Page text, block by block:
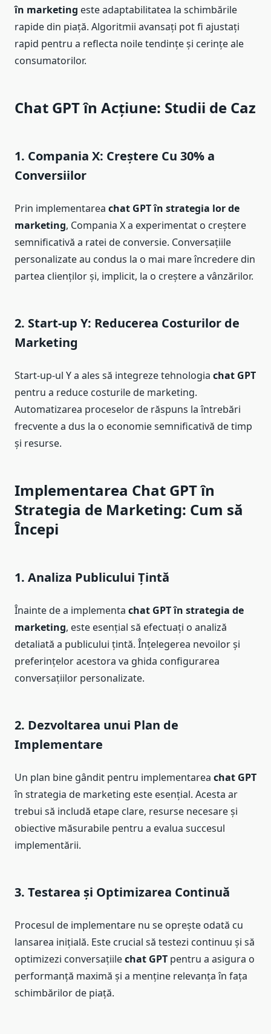
în marketing este adaptabilitatea la schimbările
rapide din piață. Algoritmii avansați pot fi ajustați
rapid pentru a reflecta noile tendințe și cerințe ale
consumatorilor.
Chat GPT în Acțiune: Studii de Caz
1. Compania X: Creștere Cu 30% a
Conversiilor
Prin implementarea chat GPT în strategia lor de
marketing, Compania X a experimentat o creștere
semnificativă a ratei de conversie. Conversațiile
personalizate au condus la o mai mare încredere din
partea clienților și, implicit, la o creștere a vânzărilor.
2. Start-up Y: Reducerea Costurilor de
Marketing
Start-up-ul Y a ales să integreze tehnologia chat GPT
pentru a reduce costurile de marketing.
Automatizarea proceselor de răspuns la întrebări
frecvente a dus la o economie semnificativă de timp
și resurse.
Implementarea Chat GPT în
Strategia de Marketing: Cum să
Începi
1. Analiza Publicului Țintă
Înainte de a implementa chat GPT în strategia de
marketing, este esențial să efectuați o analiză
detaliată a publicului țintă. Înțelegerea nevoilor și
preferințelor acestora va ghida configurarea
conversațiilor personalizate.
2. Dezvoltarea unui Plan de
Implementare
Un plan bine gândit pentru implementarea chat GPT
în strategia de marketing este esențial. Acesta ar
trebui să includă etape clare, resurse necesare și
obiective măsurabile pentru a evalua succesul
implementării.
3. Testarea și Optimizarea Continuă
Procesul de implementare nu se oprește odată cu
lansarea inițială. Este crucial să testezi continuu și să
optimizezi conversațiilechat GPT pentru a asigura o
performanță maximă și a menține relevanța în fața
schimbărilor de piață.